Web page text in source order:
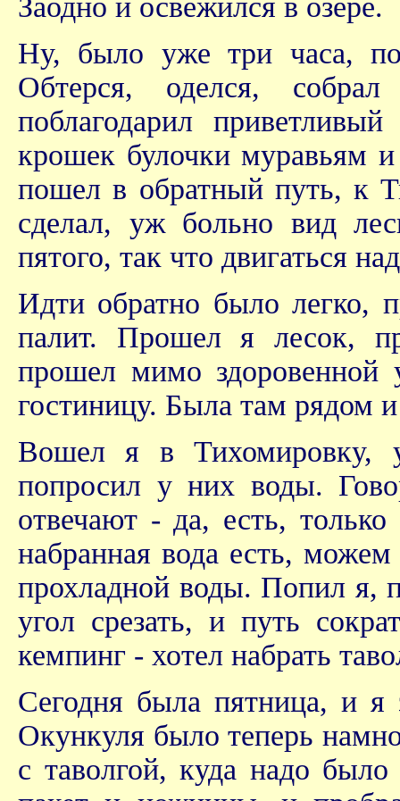
Заодно и освежился в озере.
Ну, было уже три часа,
Обтерся, оделся,
поблагодарил
крошек булочки муравьям
пошел в обратный путь, к
сделал, уж больно вид
пятого, так что двигаться
Идти обратно было легко,
палит. Прошел я лесок,
прошел мимо здоровенной
гостиницу. Была там рядом
Вошел я в Тихомировку,
попросил у них воды.
отвечают - да, есть, только
набранная вода есть,
прохладной воды. Попил я,
угол срезать, и путь
кемпинг - хотел набрать
Сегодня была пятница, и
Окункуля было теперь
с таволгой, куда надо